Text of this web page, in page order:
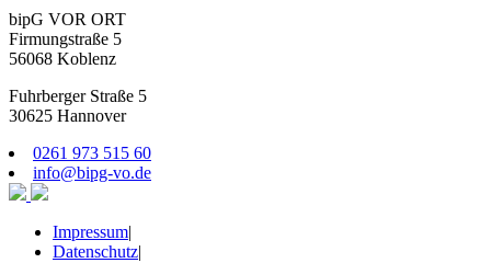
bipG VOR ORT
Firmungstraße 5
56068 Koblenz
Fuhrberger Straße 5
30625 Hannover
0261 973 515 60
info@bipg-vo.de
Impressum|
Datenschutz|